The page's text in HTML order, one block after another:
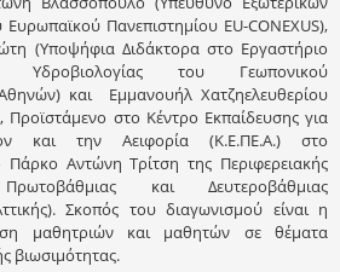
Πανεπιστημίου EU-CONEXUS),
(Υποψήφια Διδάκτορα στο Εργαστήριο
Υδροβιολογίας του Γεωπονικού
και Εμμανουήλ Χατζηελευθερίου
Προϊστάμενο στο Κέντρο Εκπαίδευσης για
και την Αειφορία (Κ.Ε.ΠΕ.Α.) στο
Πάρκο Αντώνη Τρίτση της Περιφερειακής
και Δευτεροβάθμιας
Σκοπός του διαγωνισμού είναι η
μαθητριών και μαθητών σε θέματα
βιωσιμότητας.